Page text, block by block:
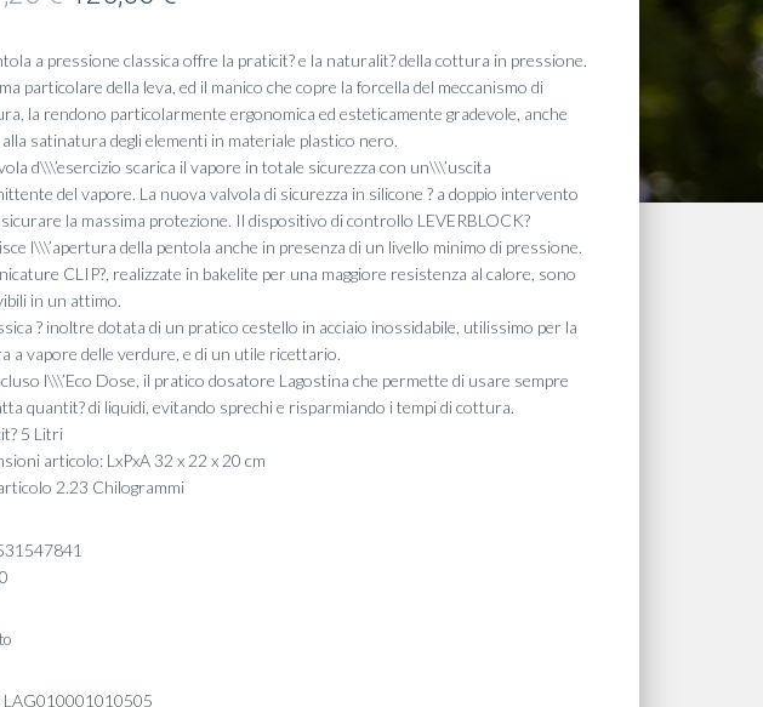
originale
era:
157,20 €.
attuale
è:
125,00 €.
a pressione classica offre la praticit? e la naturalit? della cottura in pressione.
particolare della leva, ed il manico che copre la forcella del meccanismo di
la rendono particolarmente ergonomica ed esteticamente gradevole, anche
alla satinatura degli elementi in materiale plastico nero.
d\\\’esercizio scarica il vapore in totale sicurezza con un\\\’uscita
del vapore. La nuova valvola di sicurezza in silicone ? a doppio intervento
la massima protezione. Il dispositivo di controllo LEVERBLOCK?
l\\\’apertura della pentola anche in presenza di un livello minimo di pressione.
CLIP?, realizzate in bakelite per una maggiore resistenza al calore, sono
in un attimo.
? inoltre dotata di un pratico cestello in acciaio inossidabile, utilissimo per la
a vapore delle verdure, e di un utile ricettario.
l\\\’Eco Dose, il pratico dosatore Lagostina che permette di usare sempre
quantit? di liquidi, evitando sprechi e risparmiando i tempi di cottura.
5 Litri
articolo: LxPxA 32 x 22 x 20 cm
2.23 Chilogrammi
LAG010001010505